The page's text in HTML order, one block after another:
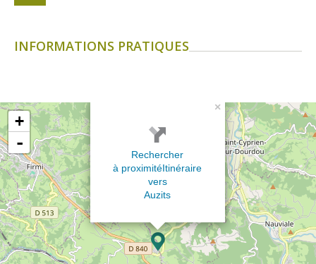
INFORMATIONS PRATIQUES
×
Rechercher
à proximitéItinéraire
vers
Auzits
+
-